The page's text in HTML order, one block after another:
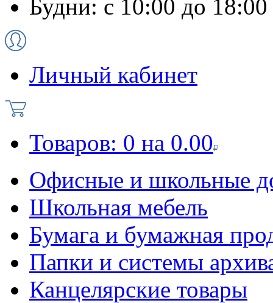
Будни: с 10:00 до 18:00
Личный кабинет
Товаров: 0 на 0.00
Офисные и школьные
Школьная мебель
Бумага и бумажная
Папки и системы
Канцелярские товары